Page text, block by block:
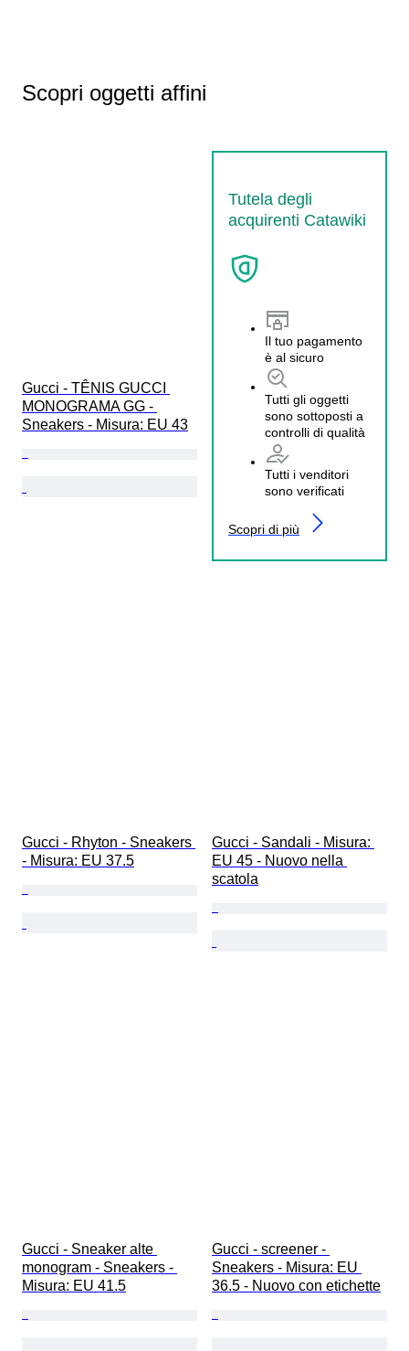
Scopri oggetti affini
Tutela degli
acquirenti Catawiki
Il tuo pagamento
è al sicuro
Tutti gli oggetti
sono sottoposti a
controlli di qualità
Tutti i venditori
sono verificati
Scopri di più
Gucci - TÊNIS GUCCI
MONOGRAMA GG -
Sneakers - Misura: EU 43
Gucci - Rhyton - Sneakers
- Misura: EU 37.5
Gucci - Sandali - Misura:
EU 45 - Nuovo nella
scatola
Gucci - Sneaker alte
monogram - Sneakers -
Misura: EU 41.5
Gucci - screener -
Sneakers - Misura: EU
36.5 - Nuovo con etichette